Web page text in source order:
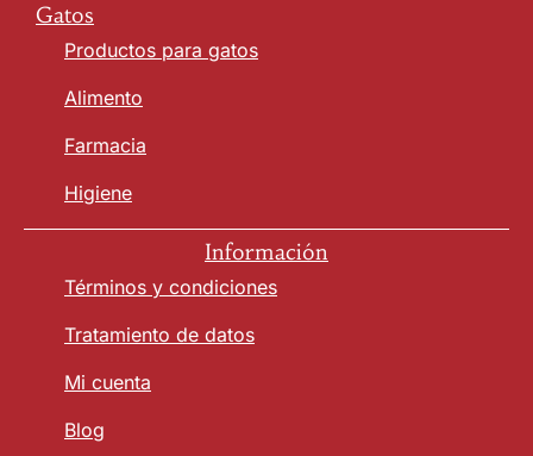
Gatos
Productos para gatos
Alimento
Farmacia
Higiene
Información
Términos y condiciones
Tratamiento de datos
Mi cuenta
Blog